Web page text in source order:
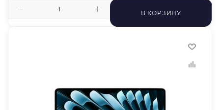
В КОРЗИНУ